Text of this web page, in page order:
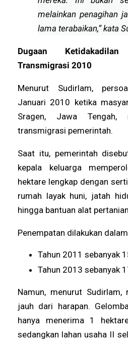
melainkan penagihan
lama terabaikan,” kata
Dugaan
Transmigrasi 2010
Menurut Sudirlam,
Januari 2010 ketika
Sragen, Jawa Tengah,
transmigrasi pemerintah.
Saat itu, pemerintah
kepala keluarga
hektare lengkap dengan
rumah layak huni, jatah
hingga bantuan alat
Penempatan dilakukan
Tahun 2011 sebanyak
Tahun 2013 sebanyak
Namun, menurut Sudirlam,
jauh dari harapan.
hanya menerima 1
sedangkan lahan usaha II